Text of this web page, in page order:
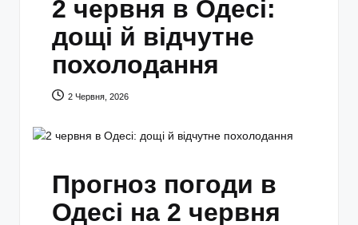
2 червня в Одесі:
дощі й відчутне
похолодання
2 Червня, 2026
Прогноз погоди в
Одесі на 2 червня